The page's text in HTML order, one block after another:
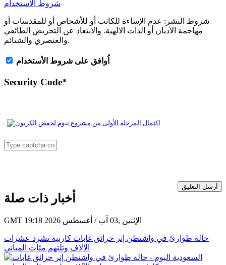
شروط الاستخدام
شروط النشر: عدم الإساءة للكاتب أو للأشخاص أو للمقدسات أو
مهاجمة الأديان أو الذات الالهية. والابتعاد عن التحريض الطائفي
والعنصري والشتائم.
اُوافق على شروط الأستخدام
Security Code*
أرسل التعليق
أخبار ذات صلة
GMT 19:18 2026 الإثنين ,03 آب / أغسطس
حالة طوارئ في واشنطن إثر حرائق غابات كارثية تشرد عشرات
الآلاف وتلتهم مئات المباني